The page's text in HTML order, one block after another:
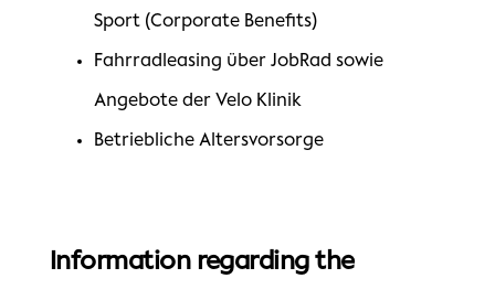
Sport (Corporate Benefits)
Fahrradleasing über JobRad sowie
Angebote der Velo Klinik
Betriebliche Altersvorsorge
Information regarding the